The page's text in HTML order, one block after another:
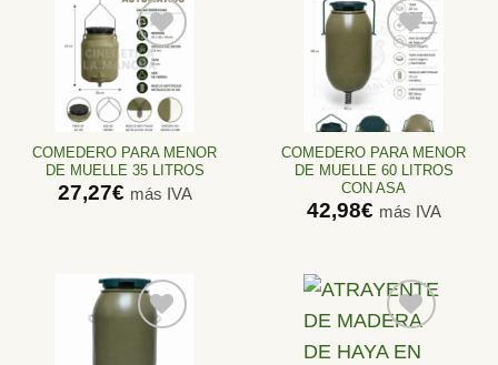
Añadir
a la
lista de
COMEDERO PARA MENOR
DE MUELLE 35 LITROS
27,27€ más IVA
Añadir
a la
lista de
COMEDERO PARA MENOR
DE MUELLE 60 LITROS
CON ASA
42,98€ más IVA
Añadir